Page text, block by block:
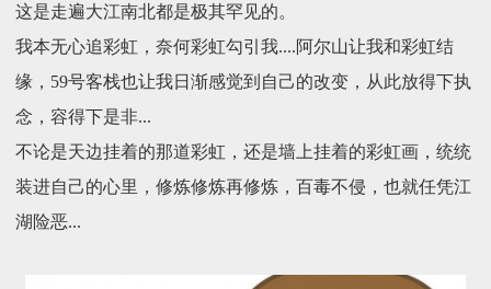
这是走遍大江南北都是极其罕见的。
我本无心追彩虹，奈何彩虹勾引我....阿尔山让我和彩虹结
缘，59号客栈也让我日渐感觉到自己的改变，从此放得下执
念，容得下是非...
不论是天边挂着的那道彩虹，还是墙上挂着的彩虹画，统统
装进自己的心里，修炼修炼再修炼，百毒不侵，也就任凭江
湖险恶...